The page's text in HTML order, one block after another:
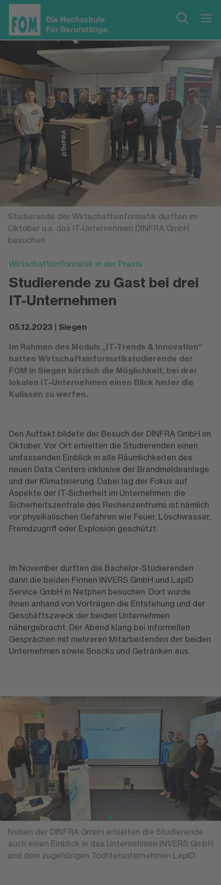
Studierende der Wirtschaftsinformatik durften im
Oktober u.a. das IT-Unternehmen DINFRA GmbH
besuchen.
Wirtschaftsinformatik in der Praxis
Studierende zu Gast bei drei
IT-Unternehmen
05.12.2023 | Siegen
Im Rahmen des Moduls „IT-Trends & Innovation“
hatten Wirtschaftsinformatikstudierende der
FOM in Siegen kürzlich die Möglichkeit, bei drei
lokalen IT-Unternehmen einen Blick hinter die
Kulissen zu werfen.
Den Auftakt bildete der Besuch der DINFRA GmbH im
Oktober. Vor Ort erhielten die Studierenden einen
umfassenden Einblick in alle Räumlichkeiten des
neuen Data Centers inklusive der Brandmeldeanlage
und der Klimatisierung. Dabei lag der Fokus auf
Aspekte der IT-Sicherheit im Unternehmen: die
Sicherheitszentrale des Rechenzentrums ist nämlich
vor physikalischen Gefahren wie Feuer, Löschwasser,
Fremdzugriff oder Explosion geschützt.
Im November durften die Bachelor-Studierenden
dann die beiden Firmen INVERS GmbH und LapID
Service GmbH in Netphen besuchen. Dort wurde
ihnen anhand von Vorträgen die Entstehung und der
Geschäftszweck der beiden Unternehmen
nähergebracht. Der Abend klang bei informellen
Gesprächen mit mehreren Mitarbeitenden der beiden
Unternehmen sowie Snacks und Getränken aus.
Neben der DINFRA GmbH erhielten die Studierende
auch einen Einblick in das Unternehmen INVERS GmbH
und dem zugehörigen Tochterunternehmen LapID.